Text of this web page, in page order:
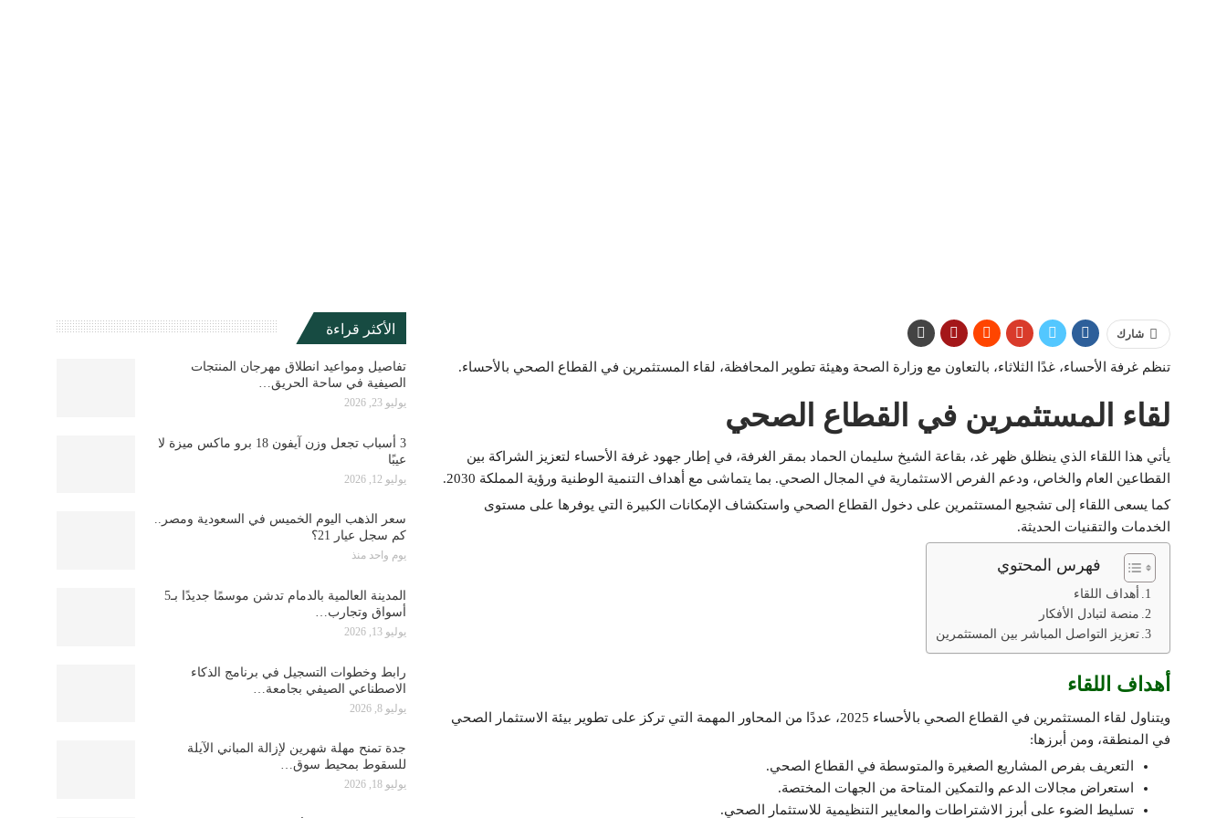
شارك
تنظم غرفة الأحساء، غدًا الثلاثاء، بالتعاون مع وزارة الصحة وهيئة تطوير المحافظة، لقاء المستثمرين في القطاع الصحي بالأحساء.
لقاء المستثمرين في القطاع الصحي
يأتي هذا اللقاء الذي ينظلق ظهر غد، بقاعة الشيخ سليمان الحماد بمقر الغرفة، في إطار جهود غرفة الأحساء لتعزيز الشراكة بين
القطاعين العام والخاص، ودعم الفرص الاستثمارية في المجال الصحي. بما يتماشى مع أهداف التنمية الوطنية ورؤية المملكة 2030.
كما يسعى اللقاء إلى تشجيع المستثمرين على دخول القطاع الصحي واستكشاف الإمكانات الكبيرة التي يوفرها على مستوى
الخدمات والتقنيات الحديثة.
فهرس المحتوي
أهداف اللقاء
منصة لتبادل الأفكار
تعزيز التواصل المباشر بين المستثمرين
أهداف اللقاء
ويتناول لقاء المستثمرين في القطاع الصحي بالأحساء 2025، عددًا من المحاور المهمة التي تركز على تطوير بيئة الاستثمار الصحي
في المنطقة، ومن أبرزها:
التعريف بفرص المشاريع الصغيرة والمتوسطة في القطاع الصحي.
استعراض مجالات الدعم والتمكين المتاحة من الجهات المختصة.
تسليط الضوء على أبرز الاشتراطات والمعايير التنظيمية للاستثمار الصحي.
الأكثر قراءة
تفاصيل ومواعيد انطلاق مهرجان المنتجات
الصيفية في ساحة الحريق…
يوليو 23, 2026
3 أسباب تجعل وزن آيفون 18 برو ماكس ميزة لا
عيبًا
يوليو 12, 2026
سعر الذهب اليوم الخميس في السعودية ومصر..
كم سجل عيار 21؟
يوم واحد منذ
المدينة العالمية بالدمام تدشن موسمًا جديدًا بـ5
أسواق وتجارب…
يوليو 13, 2026
رابط وخطوات التسجيل في برنامج الذكاء
الاصطناعي الصيفي بجامعة…
يوليو 8, 2026
جدة تمنح مهلة شهرين لإزالة المباني الآيلة
للسقوط بمحيط سوق…
يوليو 18, 2026